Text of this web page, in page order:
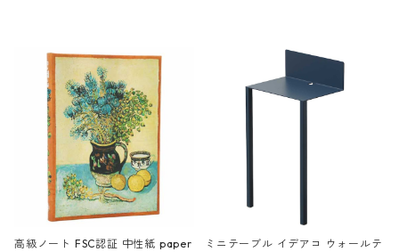
高級ノート FSC認証 中性紙 paper
ミニテーブル イデアコ ウォールテ